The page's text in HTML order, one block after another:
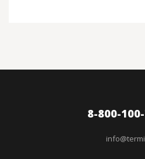
8-800-